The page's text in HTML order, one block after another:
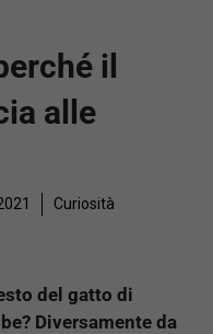
il
alle
Curiosità
del gatto di
Diversamente da